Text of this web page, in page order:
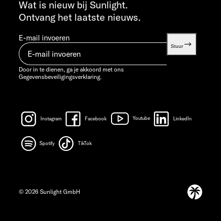
Wat is nieuw bij Sunlight.
Ontvang het laatste nieuws.
E-mail invoeren
Stuur
Door in te dienen, ga je akkoord met ons
Gegevensbeveiligingsverklaring.
Instagram Facebook Youtube LinkedIn
Spotify TikTok
© 2026 Sunlight GmbH